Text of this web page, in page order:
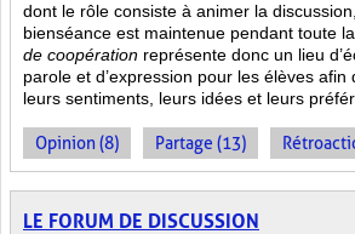
dont le rôle consiste à animer la
bienséance est maintenue pendant toute
de coopération représente donc un lieu
parole et d’expression pour les élèves afin
leurs sentiments, leurs idées et leurs
Opinion (8) Partage (13)
LE FORUM DE DISCUSSION